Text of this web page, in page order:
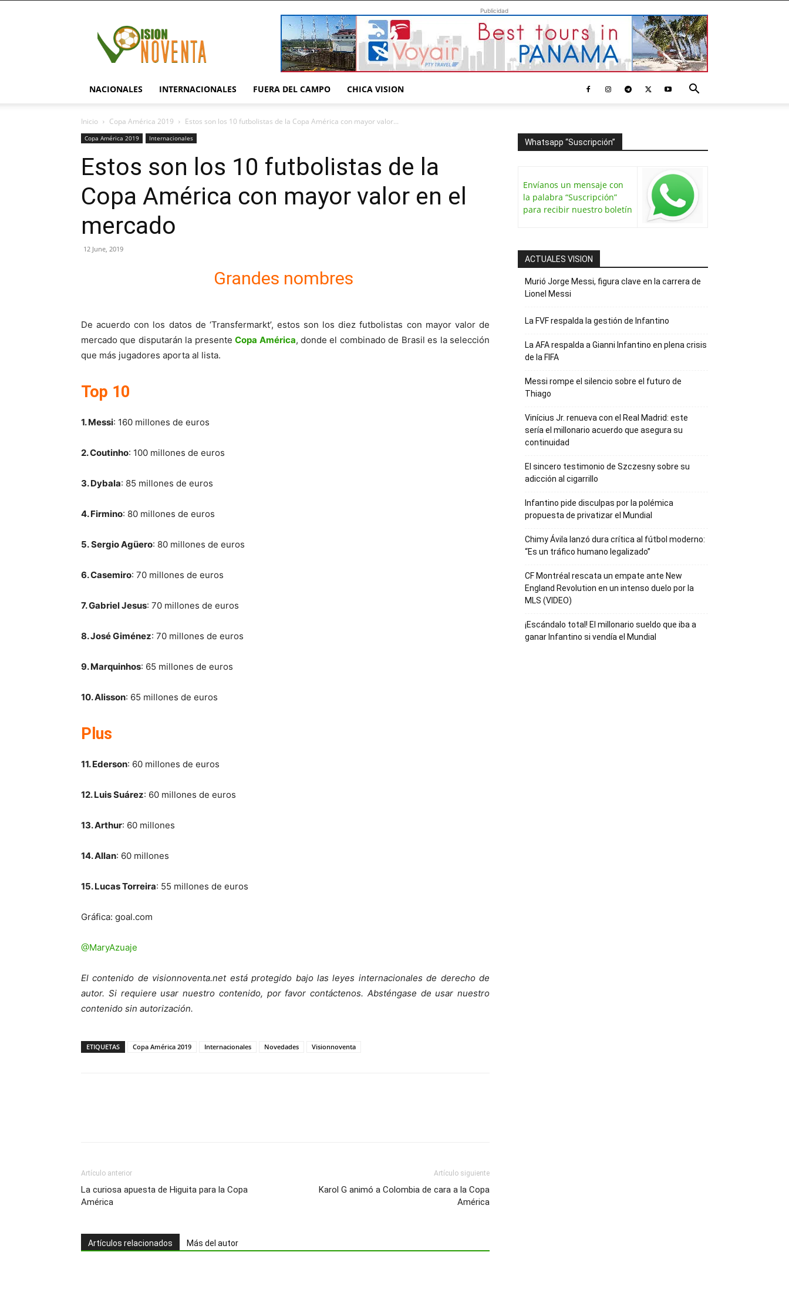
Publicidad
NACIONALES INTERNACIONALES FUERA DEL CAMPO CHICA VISION
Inicio Copa América 2019 Estos son los 10 futbolistas de la Copa América con mayor valor...
Copa América 2019 Internacionales
Estos son los 10 futbolistas de la
Copa América con mayor valor en el
mercado
12 June, 2019
Grandes nombres
De acuerdo con los datos de ‘Transfermarkt’, estos son los diez futbolistas con mayor valor de
mercado que disputarán la presenteCopa América, donde el combinado de Brasil es la selección
que más jugadores aporta al lista.
Top 10
1. Messi: 160 millones de euros
2. Coutinho: 100 millones de euros
3. Dybala: 85 millones de euros
4. Firmino: 80 millones de euros
5. Sergio Agüero: 80 millones de euros
6. Casemiro: 70 millones de euros
7. Gabriel Jesus: 70 millones de euros
8. José Giménez: 70 millones de euros
9. Marquinhos: 65 millones de euros
10. Alisson: 65 millones de euros
Plus
11. Ederson: 60 millones de euros
12. Luis Suárez: 60 millones de euros
13. Arthur: 60 millones
14. Allan: 60 millones
15. Lucas Torreira: 55 millones de euros
Gráfica: goal.com
@MaryAzuaje
El contenido de visionnoventa.net está protegido bajo las leyes internacionales de derecho de
autor. Si requiere usar nuestro contenido, por favor contáctenos. Absténgase de usar nuestro
contenido sin autorización.
ETIQUETAS Copa América 2019 Internacionales Novedades Visionnoventa
Artículo anterior
La curiosa apuesta de Higuita para la Copa
América
Artículo siguiente
Karol G animó a Colombia de cara a la Copa
América
Artículos relacionados Más del autor
Whatsapp “Suscripción”
Envíanos un mensaje con
la palabra “Suscripción”
para recibir nuestro boletín
ACTUALES VISION
Murió Jorge Messi, figura clave en la carrera de
Lionel Messi
La FVF respalda la gestión de Infantino
La AFA respalda a Gianni Infantino en plena crisis
de la FIFA
Messi rompe el silencio sobre el futuro de
Thiago
Vinícius Jr. renueva con el Real Madrid: este
sería el millonario acuerdo que asegura su
continuidad
El sincero testimonio de Szczesny sobre su
adicción al cigarrillo
Infantino pide disculpas por la polémica
propuesta de privatizar el Mundial
Chimy Ávila lanzó dura crítica al fútbol moderno:
“Es un tráfico humano legalizado”
CF Montréal rescata un empate ante New
England Revolution en un intenso duelo por la
MLS (VIDEO)
¡Escándalo total! El millonario sueldo que iba a
ganar Infantino si vendía el Mundial